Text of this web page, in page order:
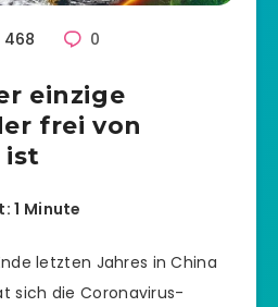
468 0
einzige
frei von
ist
1 Minute
letzten Jahres in China
sich die Coronavirus-